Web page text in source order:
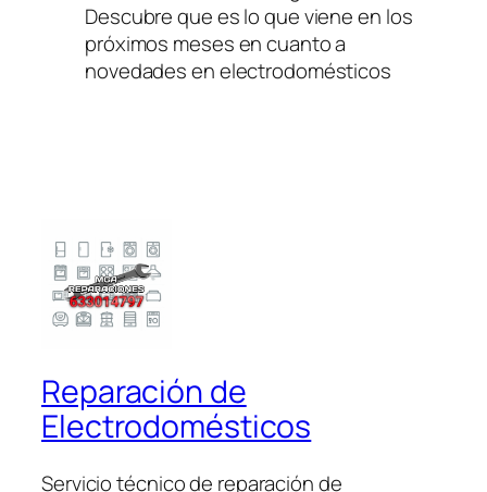
Descubre que es lo que viene en los
próximos meses en cuanto a
novedades en electrodomésticos
Reparación de
Electrodomésticos
Servicio técnico de reparación de